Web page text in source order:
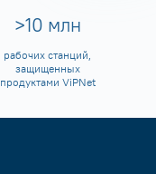
>10 млн
рабочих станций,
защищенных
продуктами ViPNet